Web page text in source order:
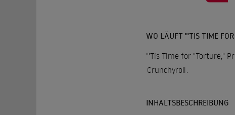
WO LÄUFT "'TIS TIME
"'Tis Time for "Torture,"
Crunchyroll
INHALTSBESCHREIBUNG